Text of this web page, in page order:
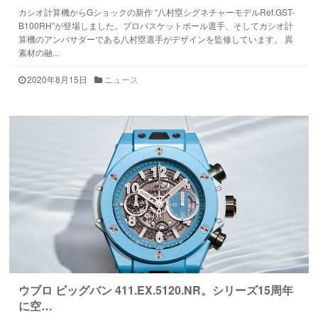
カシオ計算機からGショックの新作 “八村塁シグネチャーモデルRef.GST-
B100RH”が登場しました。プロバスケットボール選手、そしてカシオ計
算機のアンバサダーである八村塁選手がデザインを監修しています。 異
素材の融...
2020年8月15日 ニュース
ウブロ ビッグバン 411.EX.5120.NR。シリーズ15周年
に空…